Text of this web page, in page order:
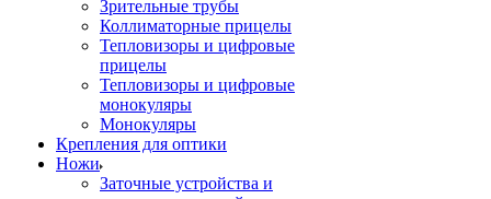
Зрительные трубы
Коллиматорные прицелы
Тепловизоры и цифровые
прицелы
Тепловизоры и цифровые
монокуляры
Монокуляры
Крепления для оптики
Ножи
Заточные устройства и